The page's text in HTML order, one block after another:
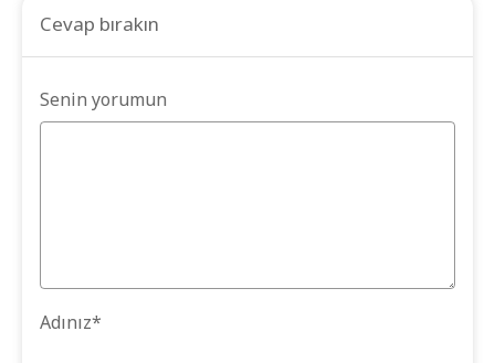
Cevap bırakın
Senin yorumun
Adınız*